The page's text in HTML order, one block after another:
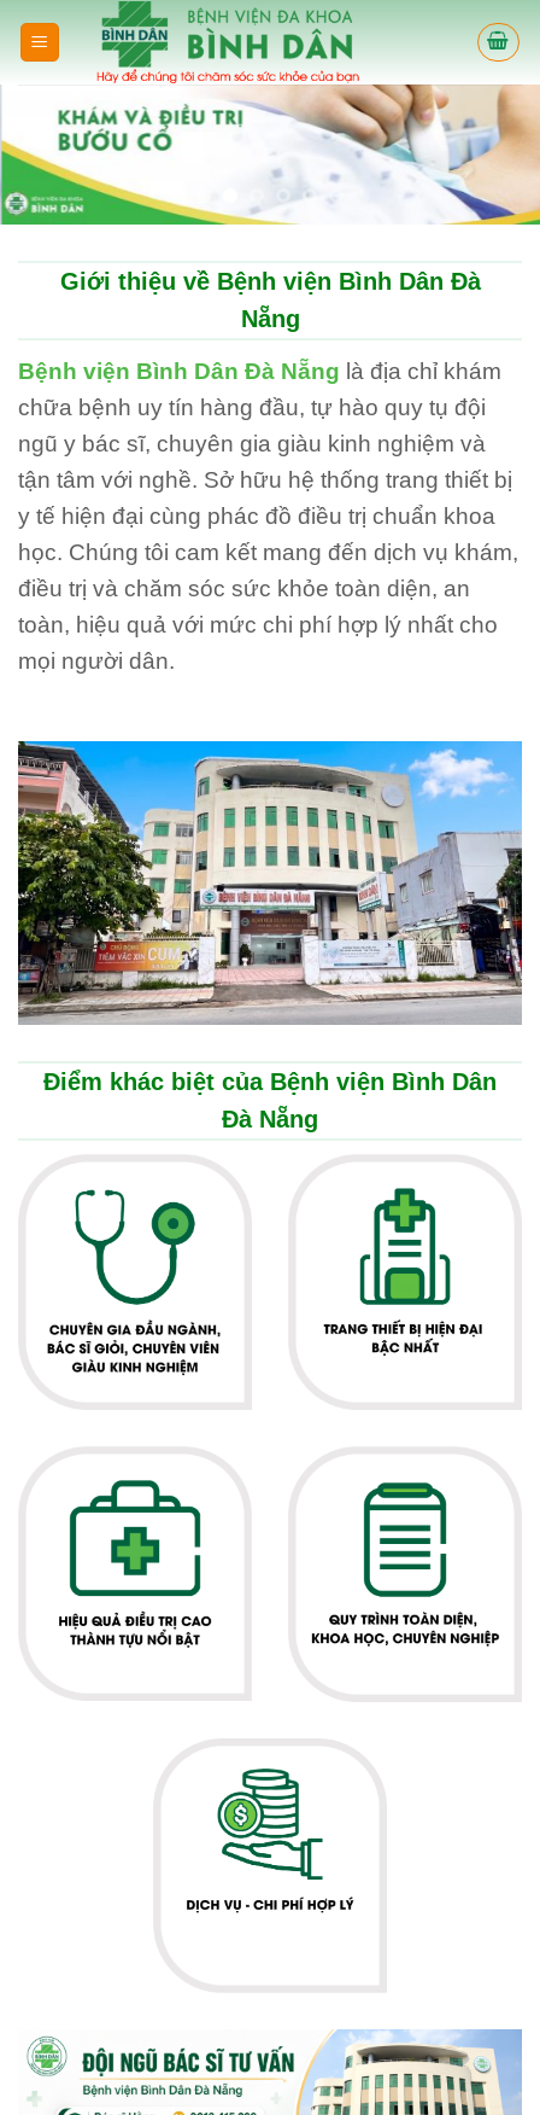
Giới thiệu về Bệnh viện Bình Dân Đà
Nẵng
Bệnh viện Bình Dân Đà Nẵng là địa chỉ khám
chữa bệnh uy tín hàng đầu, tự hào quy tụ đội
ngũ y bác sĩ, chuyên gia giàu kinh nghiệm và
tận tâm với nghề. Sở hữu hệ thống trang thiết bị
y tế hiện đại cùng phác đồ điều trị chuẩn khoa
học. Chúng tôi cam kết mang đến dịch vụ khám,
điều trị và chăm sóc sức khỏe toàn diện, an
toàn, hiệu quả với mức chi phí hợp lý nhất cho
mọi người dân.
Điểm khác biệt của Bệnh viện Bình Dân
Đà Nẵng